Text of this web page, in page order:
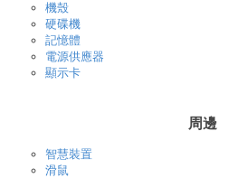
機殼
硬碟機
記憶體
電源供應器
顯示卡
周邊
智慧裝置
滑鼠